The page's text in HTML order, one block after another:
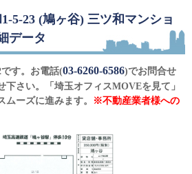
5-23 (鳩ヶ谷) 三ツ和マンショ
データ
す。お電話(03-6260-6586)でお問合せ
下さい。「埼玉オフィスMOVEを見て」
ムーズに進みます。
※不動産業者様への